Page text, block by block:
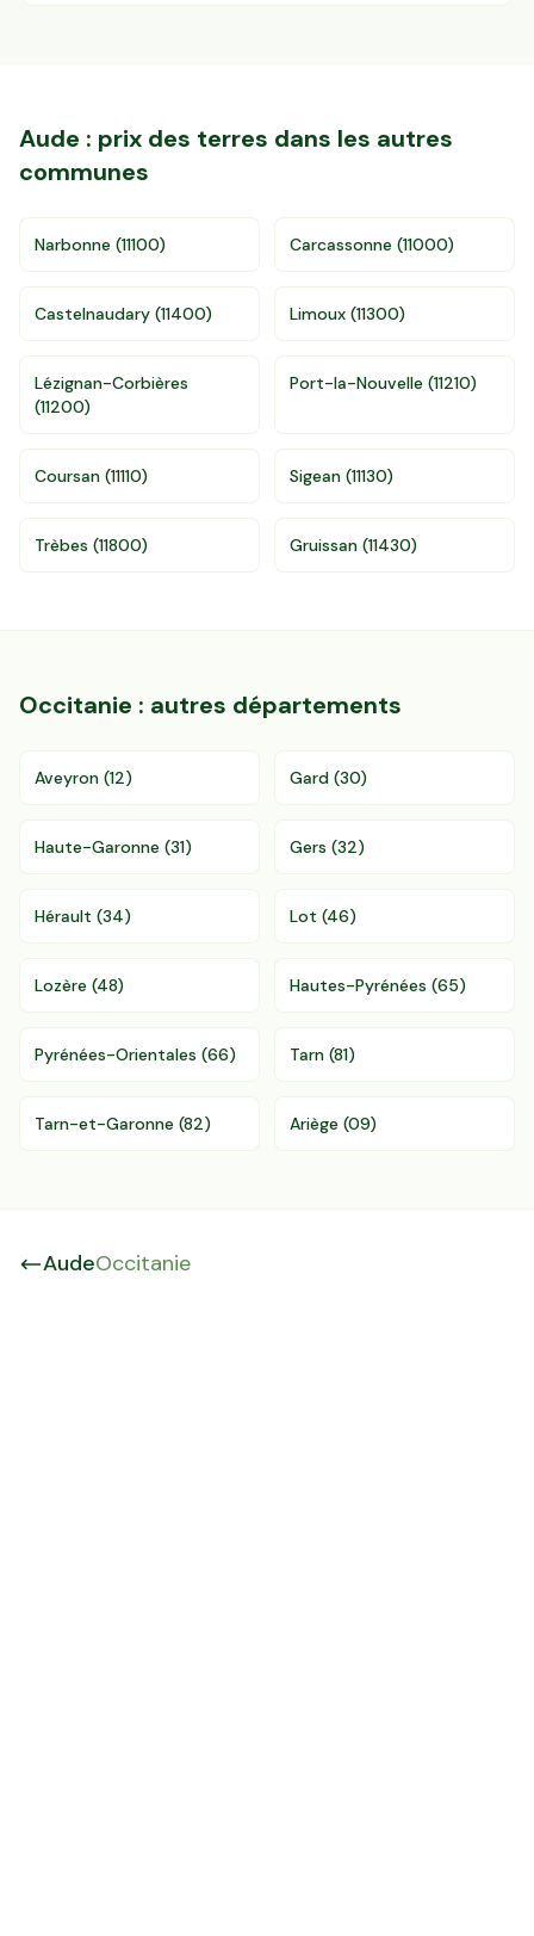
Aude : prix des terres dans les autres
communes
Narbonne (11100) Carcassonne (11000)
Castelnaudary (11400) Limoux (11300)
Lézignan-Corbières
(11200)
Port-la-Nouvelle (11210)
Coursan (11110) Sigean (11130)
Trèbes (11800) Gruissan (11430)
Occitanie : autres départements
Aveyron (12) Gard (30)
Haute-Garonne (31) Gers (32)
Hérault (34) Lot (46)
Lozère (48) Hautes-Pyrénées (65)
Pyrénées-Orientales (66) Tarn (81)
Tarn-et-Garonne (82) Ariège (09)
AudeOccitanie
Accès gratuit illimité
Donnees de valeurs foncières officielles